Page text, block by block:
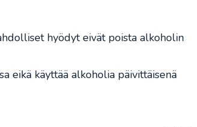
hyödyt eivät poista alkoholin
eikä käyttää alkoholia päivittäisenä